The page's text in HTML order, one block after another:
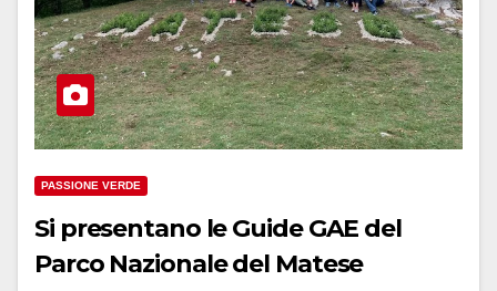
PASSIONE VERDE
Si presentano le Guide GAE del
Parco Nazionale del Matese